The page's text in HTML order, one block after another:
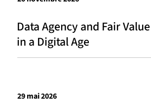
Data Agency and Fair
in a Digital Age
29 mai 2026